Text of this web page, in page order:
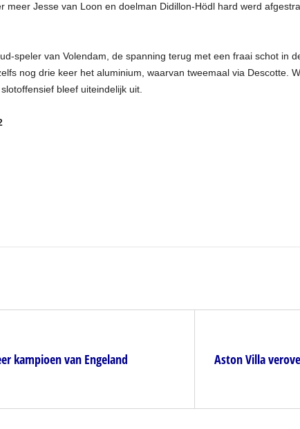
meer Jesse van Loon en doelman Didillon-Hödl hard werd
speler van Volendam, de spanning terug met een fraai schot in
nog drie keer het aluminium, waarvan tweemaal via Descotte.
bleef uiteindelijk uit.
kampioen van Engeland
Aston Villa